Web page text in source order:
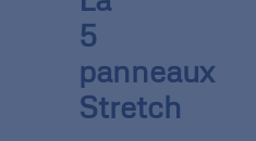
5
panneaux
Stretch